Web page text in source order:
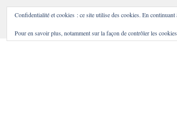
Confidentialité et cookies : ce site utilise des cookies. En
Pour en savoir plus, notamment sur la façon de contrôler les